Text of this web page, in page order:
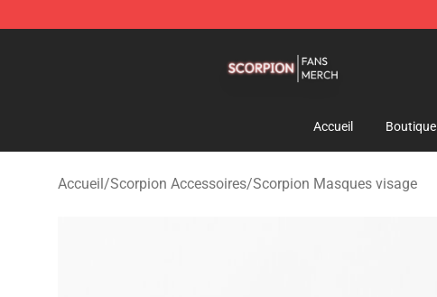
Accueil Boutique
Accueil/Scorpion Accessoires/Scorpion Masques visage